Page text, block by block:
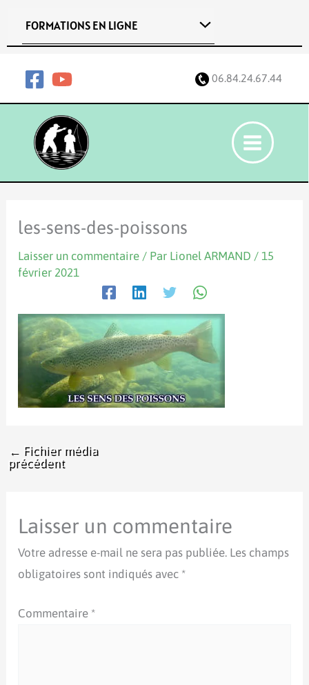
FORMATIONS EN LIGNE
06.84.24.67.44
les-sens-des-poissons
Laisser un commentaire / Par Lionel ARMAND /15
février 2021
← Fichier média
précédent
Laisser un commentaire
Votre adresse e-mail ne sera pas publiée. Les champs
obligatoires sont indiqués avec *
Commentaire *